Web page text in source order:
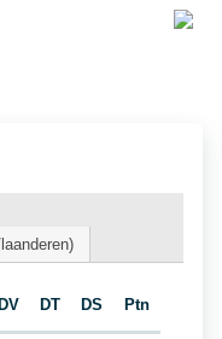
DV DT DS Ptn